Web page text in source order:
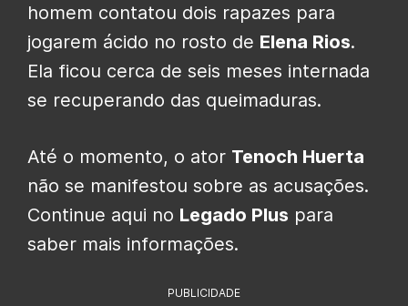
homem contatou dois rapazes para
jogarem ácido no rosto de Elena Rios.
Ela ficou cerca de seis meses internada
se recuperando das queimaduras.
Até o momento, o ator Tenoch Huerta
não se manifestou sobre as acusações.
Continue aqui no Legado Plus para
saber mais informações.
PUBLICIDADE